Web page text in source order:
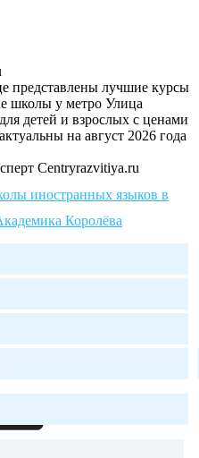
представлены лучшие курсы
школы у метро Улица
детей и взрослых с ценами
на август 2026 года
Centryrazvitiya.ru
иностранных языков в
Королёва